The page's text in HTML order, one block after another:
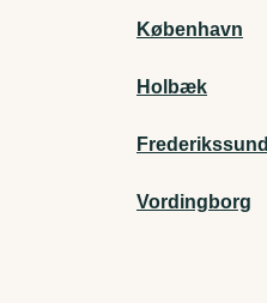
København
Holbæk
Frederikssund
Vordingborg